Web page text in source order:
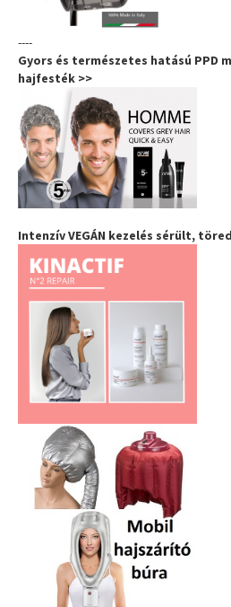
----
Gyors és természetes hatású PPD
hajfesték >>
Intenzív VEGÁN kezelés sérült,